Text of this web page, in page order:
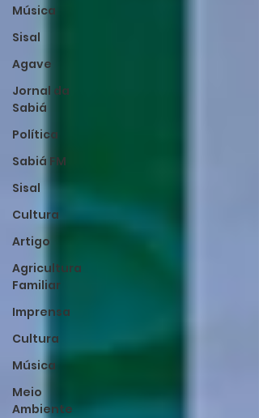
Música
Sisal
Agave
Jornal da
Sabiá
Política
Sabiá FM
Sisal
Cultura
Artigo
Agricultura
Familiar
Imprensa
Cultura
Música
Meio
Ambiente